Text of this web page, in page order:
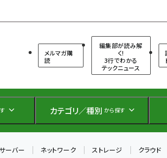
メルマガ購
読
編集部が読み解
く!
3行でわかる
テックニュース
カテゴリ／種別 から探す
サーバー ネットワーク ストレージ クラウド